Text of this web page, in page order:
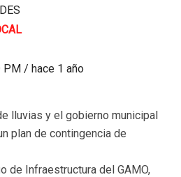
/ hace 1 año
lluvias y el gobierno municipal
plan de contingencia de
de Infraestructura del GAMO,